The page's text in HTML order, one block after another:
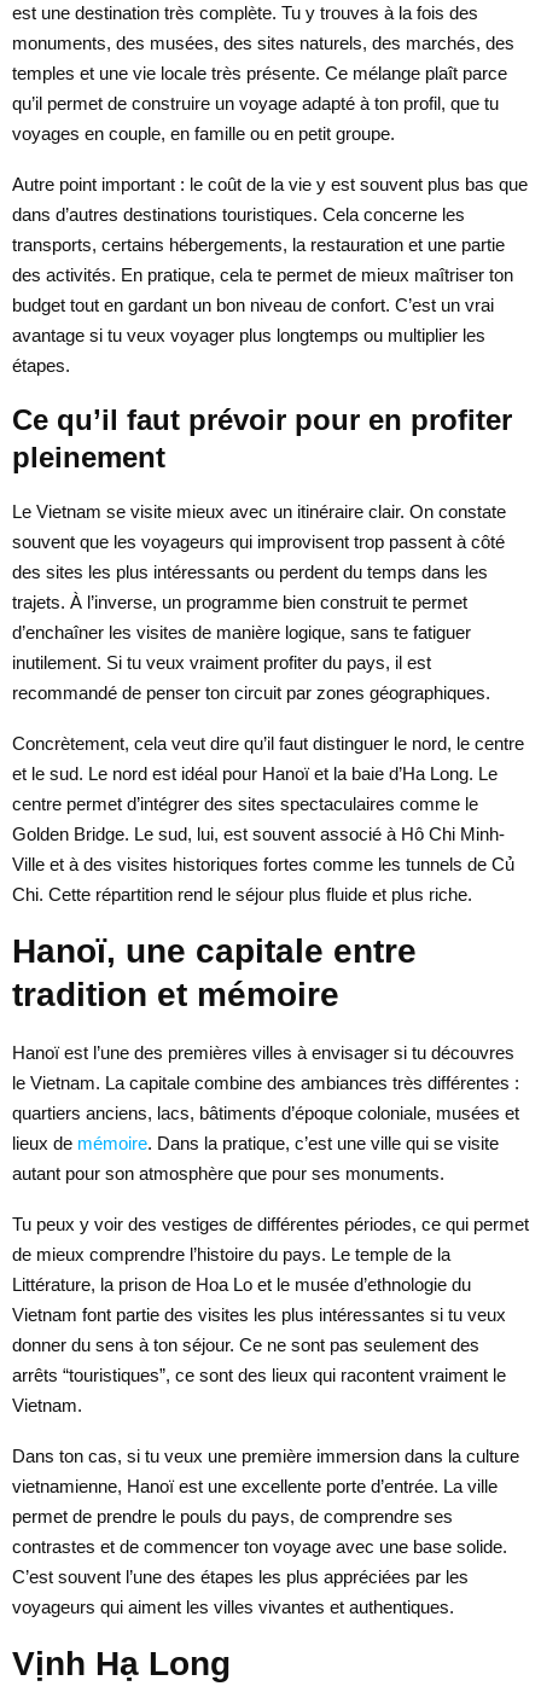
est une destination très complète. Tu y trouves à la fois des
monuments, des musées, des sites naturels, des marchés, des
temples et une vie locale très présente. Ce mélange plaît parce
qu’il permet de construire un voyage adapté à ton profil, que tu
voyages en couple, en famille ou en petit groupe.
Autre point important : le coût de la vie y est souvent plus bas que
dans d’autres destinations touristiques. Cela concerne les
transports, certains hébergements, la restauration et une partie
des activités. En pratique, cela te permet de mieux maîtriser ton
budget tout en gardant un bon niveau de confort. C’est un vrai
avantage si tu veux voyager plus longtemps ou multiplier les
étapes.
Ce qu’il faut prévoir pour en profiter
pleinement
Le Vietnam se visite mieux avec un itinéraire clair. On constate
souvent que les voyageurs qui improvisent trop passent à côté
des sites les plus intéressants ou perdent du temps dans les
trajets. À l’inverse, un programme bien construit te permet
d’enchaîner les visites de manière logique, sans te fatiguer
inutilement. Si tu veux vraiment profiter du pays, il est
recommandé de penser ton circuit par zones géographiques.
Concrètement, cela veut dire qu’il faut distinguer le nord, le centre
et le sud. Le nord est idéal pour Hanoï et la baie d’Ha Long. Le
centre permet d’intégrer des sites spectaculaires comme le
Golden Bridge. Le sud, lui, est souvent associé à Hô Chi Minh-
Ville et à des visites historiques fortes comme les tunnels de Củ
Chi. Cette répartition rend le séjour plus fluide et plus riche.
Hanoï, une capitale entre
tradition et mémoire
Hanoï est l’une des premières villes à envisager si tu découvres
le Vietnam. La capitale combine des ambiances très différentes :
quartiers anciens, lacs, bâtiments d’époque coloniale, musées et
lieux de mémoire. Dans la pratique, c’est une ville qui se visite
autant pour son atmosphère que pour ses monuments.
Tu peux y voir des vestiges de différentes périodes, ce qui permet
de mieux comprendre l’histoire du pays. Le temple de la
Littérature, la prison de Hoa Lo et le musée d’ethnologie du
Vietnam font partie des visites les plus intéressantes si tu veux
donner du sens à ton séjour. Ce ne sont pas seulement des
arrêts “touristiques”, ce sont des lieux qui racontent vraiment le
Vietnam.
Dans ton cas, si tu veux une première immersion dans la culture
vietnamienne, Hanoï est une excellente porte d’entrée. La ville
permet de prendre le pouls du pays, de comprendre ses
contrastes et de commencer ton voyage avec une base solide.
C’est souvent l’une des étapes les plus appréciées par les
voyageurs qui aiment les villes vivantes et authentiques.
Vịnh Hạ Long